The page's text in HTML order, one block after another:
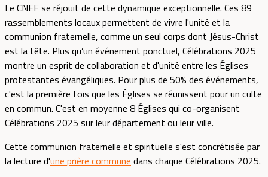
Le CNEF se réjouit de cette dynamique exceptionnelle. Ces 89
rassemblements locaux permettent de vivre l'unité et la
communion fraternelle, comme un seul corps dont Jésus-Christ
est la tête. Plus qu’un événement ponctuel, Célébrations 2025
montre un esprit de collaboration et d'unité entre les Églises
protestantes évangéliques. Pour plus de 50% des événements,
c'est la première fois que les Églises se réunissent pour un culte
en commun. C'est en moyenne 8 Églises qui co-organisent
Célébrations 2025 sur leur département ou leur ville.
Cette communion fraternelle et spirituelle s'est concrétisée par
la lecture d'une prière commune dans chaque Célébrations 2025.